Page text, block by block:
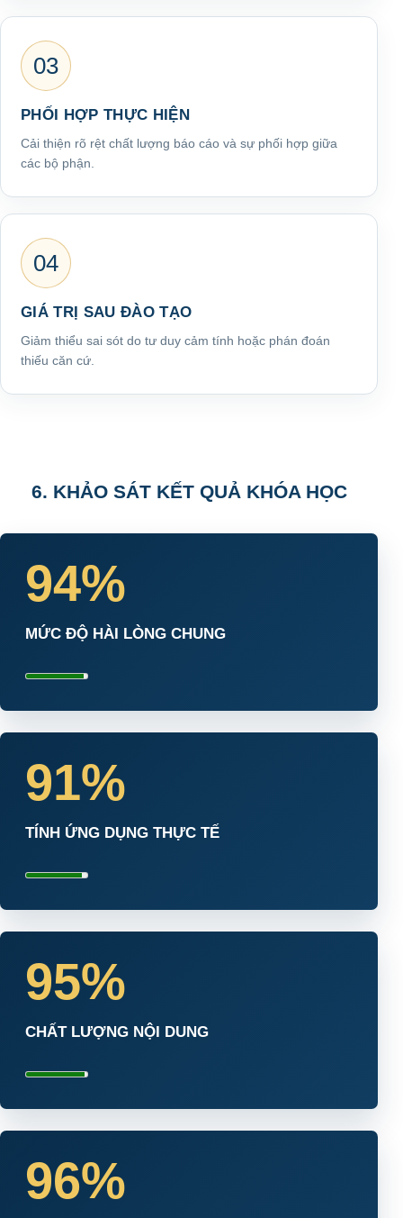
03
PHỐI HỢP THỰC HIỆN
Cải thiện rõ rệt chất lượng báo cáo và sự phối hợp giữa
các bộ phận.
04
GIÁ TRỊ SAU ĐÀO TẠO
Giảm thiểu sai sót do tư duy cảm tính hoặc phán đoán
thiếu căn cứ.
6. KHẢO SÁT KẾT QUẢ KHÓA HỌC
94%
MỨC ĐỘ HÀI LÒNG CHUNG
91%
TÍNH ỨNG DỤNG THỰC TẾ
95%
CHẤT LƯỢNG NỘI DUNG
96%